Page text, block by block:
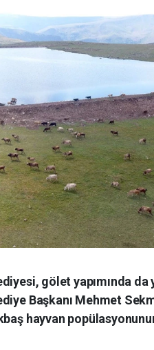
gölet yapımında
Başkanı Mehmet
hayvan